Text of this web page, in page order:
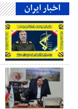
اخبار ایران